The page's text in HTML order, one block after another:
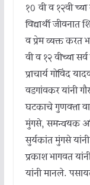
१० वी व १२वी
विद्यार्थी
व प्रेम व्यक्त करत
वी व १२ वीच्या
प्राचार्य गोविंद
वडगांवकर यांनी
घटकाचे गुणवत्ता
मुंगसे, समन्वयक
सुर्यकांत मुंगसे
प्रकाश भागवत
यांनी मानले.